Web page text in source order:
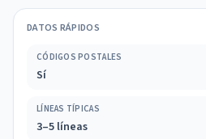
DATOS RÁPIDOS
CÓDIGOS POSTALES
Sí
LÍNEAS TÍPICAS
3–5 líneas